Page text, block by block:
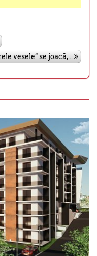
vesele” se joacă,...